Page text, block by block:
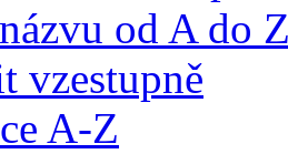
od A do
vzestupně
A-Z